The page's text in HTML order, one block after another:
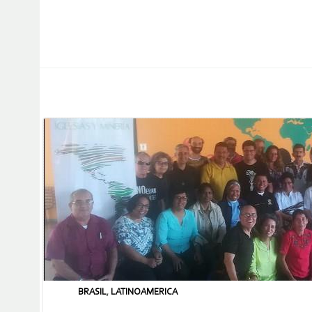
BRASIL, LATINOAMERICA